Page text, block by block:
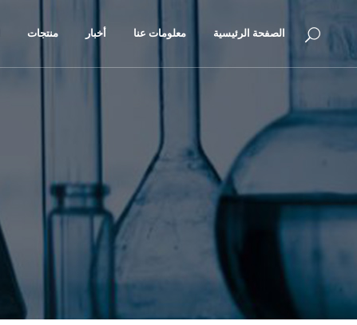
الصفحة الرئيسية معلومات عنا أخبار منتجات